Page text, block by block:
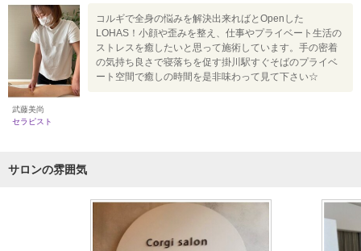
武藤美尚
セラピスト
コルギで全身の悩みを解決出来ればとOpenした
LOHAS！小顔や歪みを整え、仕事やプライベート生活の
ストレスを癒したいと思って施術しています。手の密着
の気持ち良さで寝落ちを促す掛川駅すぐそばのプライベ
ート空間で癒しの時間を是非味わって見て下さい☆
サロンの雰囲気